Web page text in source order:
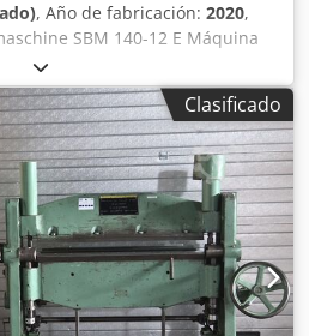
, Año de fabricación: 2020,
SBM 140-12 E Máquina
base de máquina, consola de
la producción de diferentes
nervaduras. Crsdpfx Asxqp R
140 mm Capacidad de curvado
mm* Rodillos: Ø 62 mm
mm Velocidad de rodillos: 8
0,75 kW | 400 V - 50 Hz Clase de
(LxAnxAl): 900 x 1350 x 450
kg Incluye rodillos estándar S1-
Máquina de demostración, 1
Clasificado